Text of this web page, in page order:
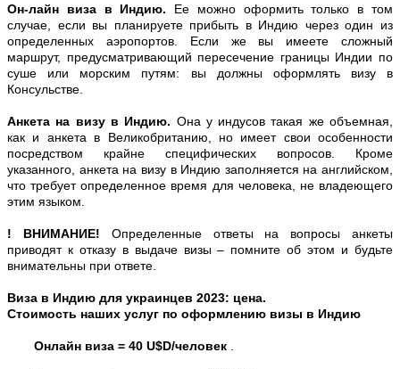
Он-лайн виза в Индию. Ее можно оформить только в том
случае, если вы планируете прибыть в Индию через один из
определенных аэропортов. Если же вы имеете сложный
маршрут, предусматривающий пересечение границы Индии по
суше или морским путям: вы должны оформлять визу в
Консульстве.
Анкета на визу в Индию. Она у индусов такая же объемная,
как и анкета в Великобританию , но имеет свои особенности
посредством крайне специфических вопросов. Кроме
указанного, анкета на визу в Индию заполняется на английском,
что требует определенное время для человека, не владеющего
этим языком.
! ВНИМАНИЕ! Определенные ответы на вопросы анкеты
приводят к отказу в выдаче визы – помните об этом и будьте
внимательны при ответе.
Виза в Индию для украинцев 2023: цена.
Стоимость наших услуг по оформлению визы в Индию
Онлайн виза = 40 U$D/человек